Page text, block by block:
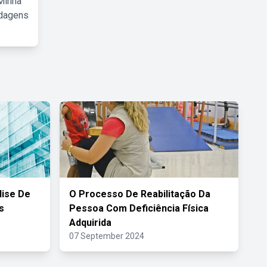
De
O Processo De Reabilitação Da
Pessoa Com Deficiência Física
Adquirida
07 September 2024